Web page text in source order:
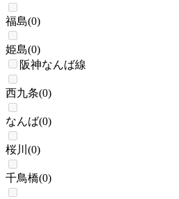
福島(0)
姫島(0)
阪神なんば線
西九条(0)
なんば(0)
桜川 (0)
千鳥橋(0)